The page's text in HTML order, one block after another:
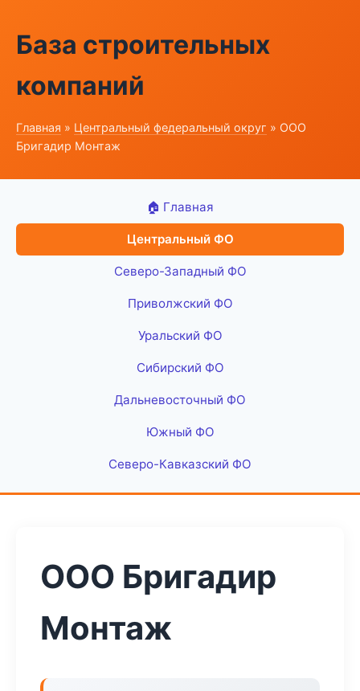
База строительных
компаний
Главная » Центральный федеральный округ » ООО
Бригадир Монтаж
🏠 Главная
Центральный ФО
Северо-Западный ФО
Приволжский ФО
Уральский ФО
Сибирский ФО
Дальневосточный ФО
Южный ФО
Северо-Кавказский ФО
ООО Бригадир
Монтаж